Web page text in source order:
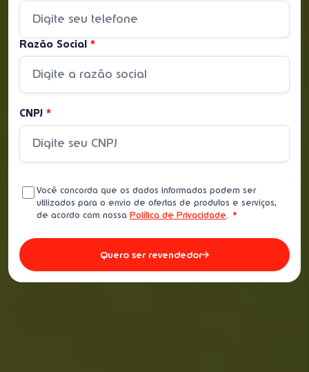
Razão Social *
CNPJ *
Você concorda que os dados informados podem ser
utilizados para o envio de ofertas de produtos e serviços,
de acordo com nossa Política de Privacidade. *
Quero ser revendedor